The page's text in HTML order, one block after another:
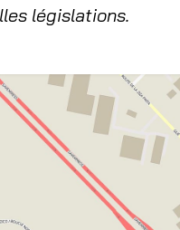
législations.